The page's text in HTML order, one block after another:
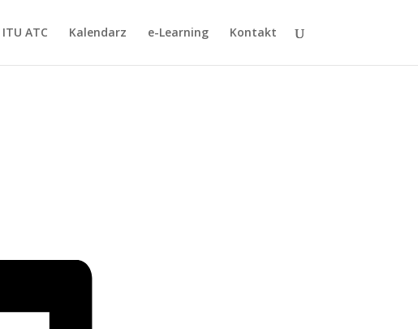
ITU ATC Kalendarz e-Learning Kontakt